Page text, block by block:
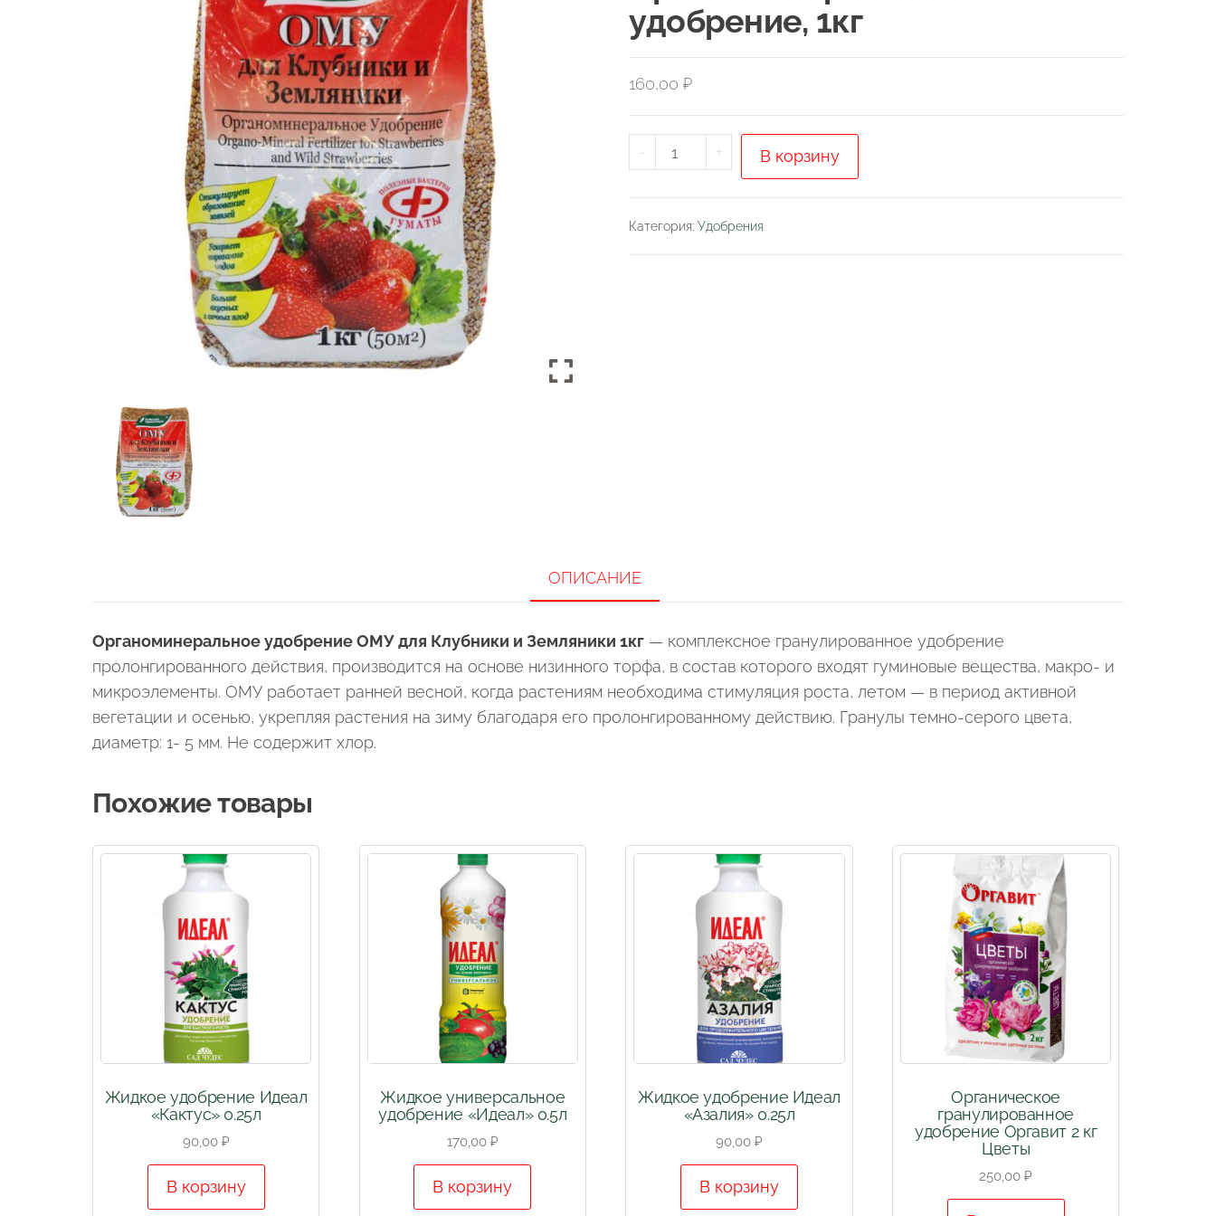
удобрение, 1кг
160,00 ₽
-
Количество
товара
для
+ В корзину
Категория: Удобрения
ОПИСАНИЕ
Органоминеральное удобрение ОМУ для Клубники и Земляники 1кг — комплексное гранулированное удобрение
пролонгированного действия, производится на основе низинного торфа, в состав которого входят гуминовые вещества, макро- и
микроэлементы. ОМУ работает ранней весной, когда растениям необходима стимуляция роста, летом — в период активной
вегетации и осенью, укрепляя растения на зиму благодаря его пролонгированному действию. Гранулы темно-серого цвета,
диаметр: 1- 5 мм. Не содержит хлор.
Похожие товары
Жидкое удобрение Идеал
«Кактус» 0.25л
90,00 ₽
В корзину
Жидкое универсальное
удобрение «Идеал» 0.5л
170,00 ₽
В корзину
Жидкое удобрение Идеал
«Азалия» 0.25л
90,00₽
В корзину
Органическое
гранулированное
удобрение Оргавит 2 кг
Цветы
250,00₽